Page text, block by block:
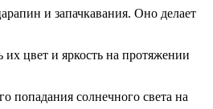
и запачкавания. Оно делает
цвет и яркость на протяжении
попадания солнечного света на